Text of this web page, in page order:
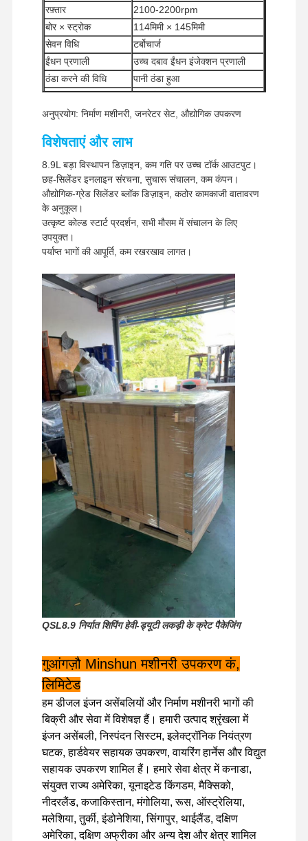
घर वीआर शो
फ़ैक्टरी टूर हमसे संपर्क करें
मामले
पर्किन्स इंजन
यानमार इंजन
कुबोटा इंजन
इसुजु इंजन
कमिंस इंजन
डीजल इंजन
रफ़्तार
2100-2200rpm
बोर × स्ट्रोक
114मिमी × 145मिमी
सेवन विधि
टर्बोचार्ज
ईंधन प्रणाली
उच्च दबाव ईंधन इंजेक्शन प्रणाली
ठंडा करने की विधि
पानी ठंडा हुआ
वज़न
845 किग्रा
DIMENSIONS
133*94*137 सेमी
भुगतान के तरीके
शिपिंग विधियां
यूपीएस/डीएचएल/ईएमएस/टीएनटी/
फेडएक्स
अनुप्रयोग: निर्माण मशीनरी, जनरेटर सेट, औद्योगिक उपकरण
विशेषताएं और लाभ
8.9L बड़ा विस्थापन डिज़ाइन, कम गति पर उच्च टॉर्क आउटपुट।
छह-सिलेंडर इनलाइन संरचना, सुचारू संचालन, कम कंपन।
औद्योगिक-ग्रेड सिलेंडर ब्लॉक डिज़ाइन, कठोर कामकाजी वातावरण
के अनुकूल।
उत्कृष्ट कोल्ड स्टार्ट प्रदर्शन, सभी मौसम में संचालन के लिए
उपयुक्त।
पर्याप्त भागों की आपूर्ति, कम रखरखाव लागत।
QSL8.9 निर्यात शिपिंग हेवी-ड्यूटी लकड़ी के क्रेट पैकेजिंग
गुआंगज़ौ Minshun मशीनरी उपकरण कं,
लिमिटेड
हम डीजल इंजन असेंबलियों और निर्माण मशीनरी भागों की
बिक्री और सेवा में विशेषज्ञ हैं। हमारी उत्पाद श्रृंखला में
इंजन असेंबली, निस्पंदन सिस्टम, इलेक्ट्रॉनिक नियंत्रण
घटक, हार्डवेयर सहायक उपकरण, वायरिंग हार्नेस और विद्युत
सहायक उपकरण शामिल हैं। हमारे सेवा क्षेत्र में कनाडा,
संयुक्त राज्य अमेरिका, यूनाइटेड किंगडम, मैक्सिको,
नीदरलैंड, कजाकिस्तान, मंगोलिया, रूस, ऑस्ट्रेलिया,
मलेशिया, तुर्की, इंडोनेशिया, सिंगापुर, थाईलैंड, दक्षिण
अमेरिका, दक्षिण अफ्रीका और अन्य देश और क्षेत्र शामिल